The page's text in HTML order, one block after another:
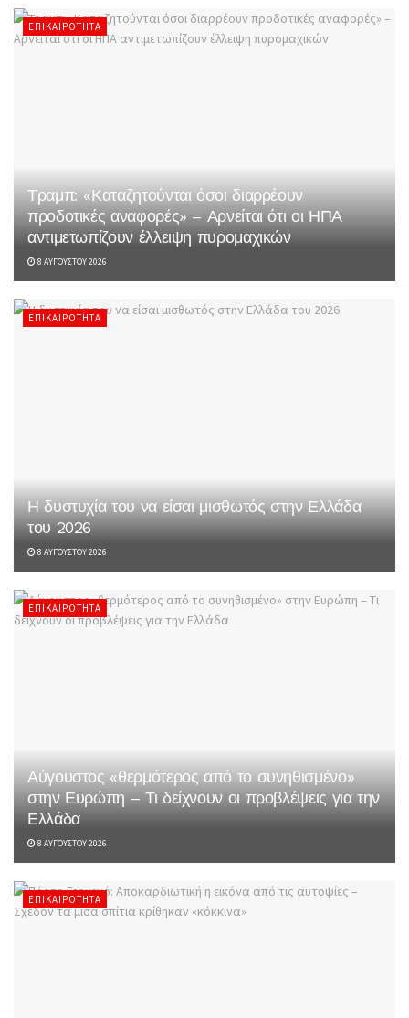
ΕΠΙΚΑΙΡΌΤΗΤΑ
Τραμπ: «Καταζητούνται όσοι διαρρέουν
προδοτικές αναφορές» – Αρνείται ότι οι ΗΠΑ
αντιμετωπίζουν έλλειψη πυρομαχικών
8 ΑΥΓΟΎΣΤΟΥ 2026
ΕΠΙΚΑΙΡΌΤΗΤΑ
Η δυστυχία του να είσαι μισθωτός στην Ελλάδα
του 2026
8 ΑΥΓΟΎΣΤΟΥ 2026
ΕΠΙΚΑΙΡΌΤΗΤΑ
Αύγουστος «θερμότερος από το συνηθισμένο»
στην Ευρώπη – Τι δείχνουν οι προβλέψεις για την
Ελλάδα
8 ΑΥΓΟΎΣΤΟΥ 2026
ΕΠΙΚΑΙΡΌΤΗΤΑ